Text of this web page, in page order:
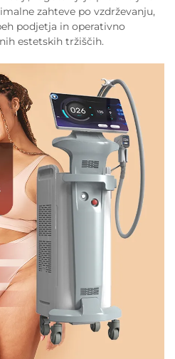
zahteve po vzdrževanju,
podjetja in operativno
estetskih tržiščih.